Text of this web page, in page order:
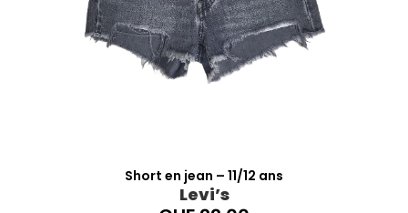
Short en jean – 11/12 ans
Levi’s